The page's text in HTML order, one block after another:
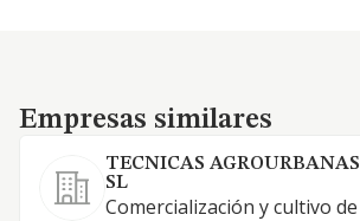
Empresas similares
Empresas similares
TECNICAS AGROURBANAS
SL
Comercialización y cultivo de